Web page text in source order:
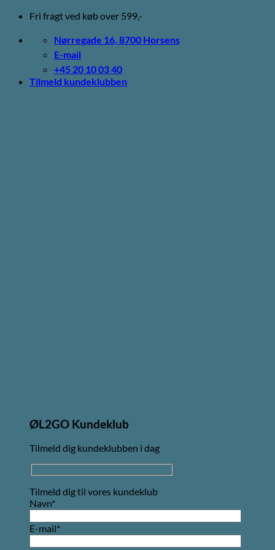
Fortsæt
indhold
Fri fragt ved køb over 599,-
Nørregade 16, 8700 Horsens
E-mail
+45 20 10 03 40
Tilmeld kundeklubben
ØL2GO Kundeklub
Tilmeld dig kundeklubben i dag
Tilmeld dig til vores kundeklub
Navn*
E-mail*